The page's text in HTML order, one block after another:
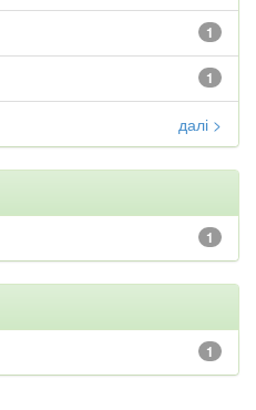
1
1
далі >
1
1